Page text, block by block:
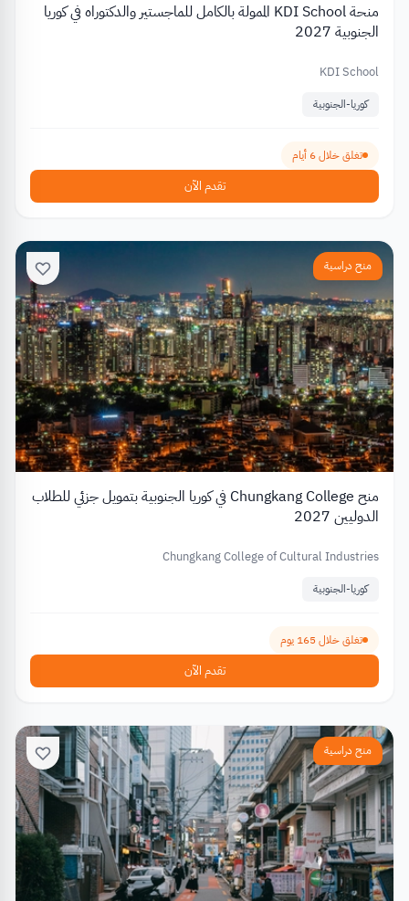
منحة KDI School الممولة بالكامل للماجستير والدكتوراه في كوريا
الجنوبية 2027
KDI School
كوريا-الجنوبية
تغلق خلال 6 أيام
تقدم الآن
منح دراسية
منح Chungkang College في كوريا الجنوبية بتمويل جزئي للطلاب
الدوليين 2027
Chungkang College of Cultural Industries
كوريا-الجنوبية
تغلق خلال 165 يوم
تقدم الآن
منح دراسية